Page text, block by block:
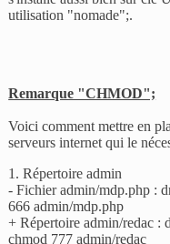
utilisation "nomade";.
Remarque "CHMOD";
Voici comment mettre en
serveurs internet qui le
1. Répertoire admin
- Fichier admin/mdp.php :
666 admin/mdp.php
+ Répertoire admin/redac
chmod 777 admin/redac